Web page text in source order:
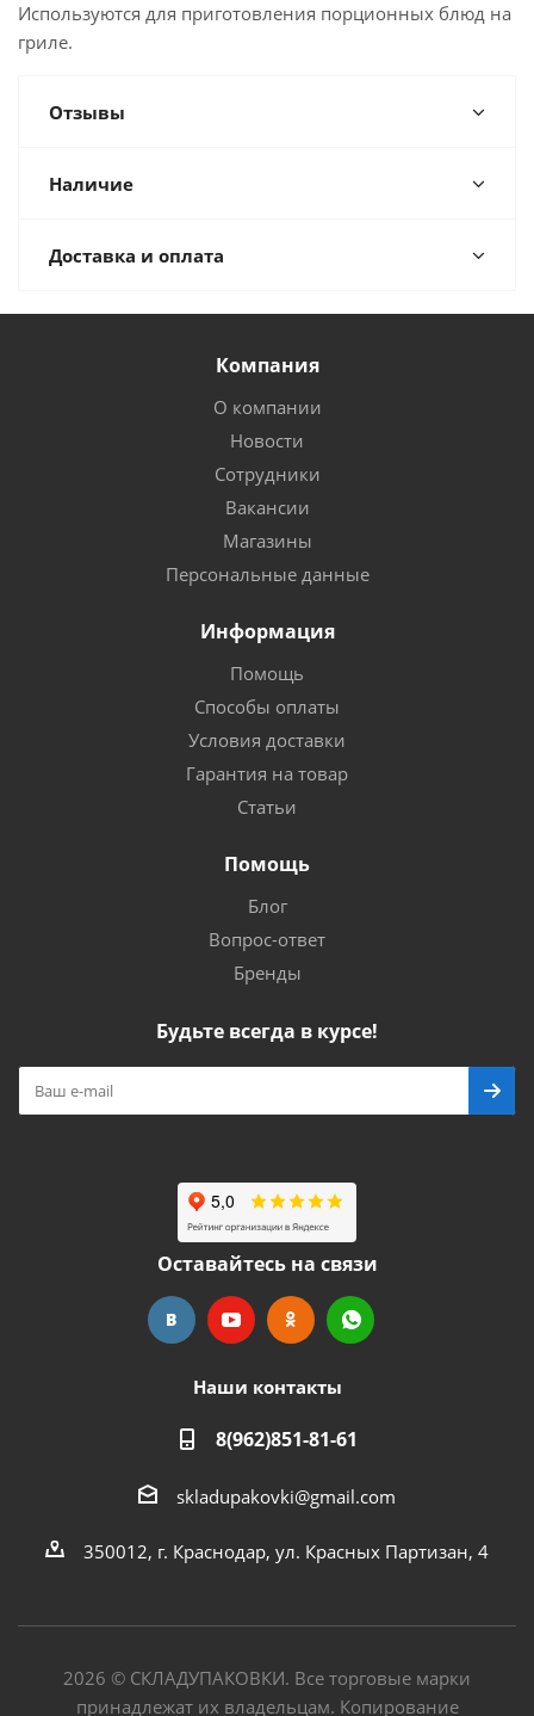
Используются для приготовления порционных блюд на
гриле.
Отзывы
Наличие
Доставка и оплата
Компания
О компании
Новости
Сотрудники
Вакансии
Магазины
Персональные данные
Информация
Помощь
Способы оплаты
Условия доставки
Гарантия на товар
Статьи
Помощь
Блог
Вопрос-ответ
Бренды
Будьте всегда в курсе!
Оставайтесь на связи
Наши контакты
8(962)851-81-61
skladupakovki@gmail.com
350012, г. Краснодар, ул. Красных Партизан, 4
2026 © СКЛАДУПАКОВКИ. Все торговые марки
принадлежат их владельцам. Копирование